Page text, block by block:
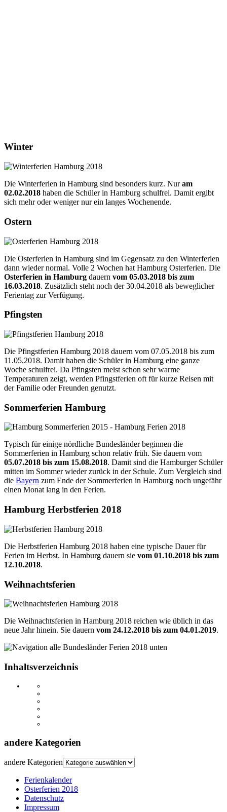
Winter
Die Winterferien in Hamburg sind besonders kurz. Nuram
02.02.2018 haben die Schüler in Hamburg schulfrei. Damit ergibt
sich mehr oder weniger nur ein langes Wochenende.
Ostern
Die Osterferien in Hamburg sind im Gegensatz zu den Winterferien
dann wieder normal. Volle 2 Wochen hat Hamburg Osterferien. Die
Osterferien in Hamburg dauern vom 05.03.2018 bis zum
16.03.2018. Zusätzlich steht noch der 30.04.2018 als beweglicher
Ferientag zur Verfügung.
Pfingsten
Die Pfingstferien Hamburg 2018 dauern vom 07.05.2018 bis zum
11.05.2018. Damit haben die Schüler in Hamburg eine ganze
Woche schulfrei. Da Pfingsten meist schon sehr warme
Temperaturen zeigt, werden Pfingstferien oft für kurze Reisen mit
der Familie oder Freunden genutzt.
Sommerferien Hamburg
Typisch für einige nördliche Bundesländer beginnen die
Sommerferien in Hamburg schon relativ früh. Sie dauern vom
05.07.2018 bis zum 15.08.2018. Damit sind die Hamburger Schüler
mitten im Sommer wieder zurück in der Schule. Zum Vergleich sind
die Bayern zum Ende der Sommerferien in Hamburg noch ungefähr
einen Monat lang in den Ferien.
Hamburg Herbstferien 2018
Die Herbstferien Hamburg 2018 haben eine typische Dauer für
Ferien im Herbst. In Hamburg dauern sie vom 01.10.2018 bis zum
12.10.2018.
Weihnachtsferien
Die Weihnachtsferien in Hamburg 2018 reichen wie üblich in das
neue Jahr hinein. Sie dauern vom 24.12.2018 bis zum 04.01.2019.
Inhaltsverzeichnis
andere Kategorien
andere Kategorien
Ferienkalender
Osterferien 2018
Datenschutz
Impressum